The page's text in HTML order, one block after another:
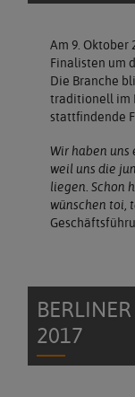
Am 9. Oktober
Finalisten um
Die Branche
traditionell im
stattfindende
Wir haben uns
weil uns die
liegen. Schon
wünschen toi,
2017